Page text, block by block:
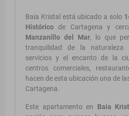
Baia Kristal está ubicado a solo
Histórico de Cartagena y
Manzanillo del Mar, lo que
tranquilidad de la
servicios y el encanto de la
centros comerciales,
hacen de esta ubicación una de
Cartagena.
Este apartamento en Baia